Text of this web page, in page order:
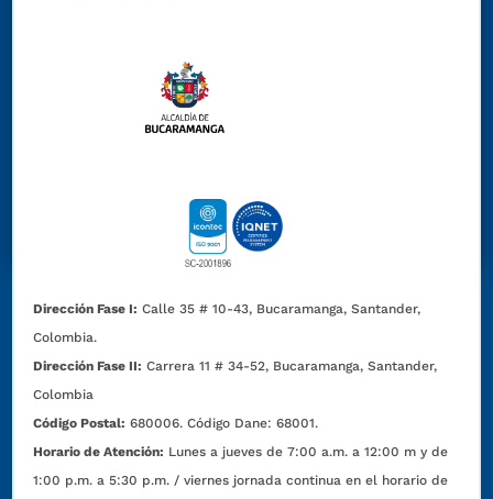
Dirección Fase I: Calle 35 # 10-43, Bucaramanga, Santander,
Colombia.
Dirección Fase II: Carrera 11 # 34-52, Bucaramanga, Santander,
Colombia
Código Postal: 680006. Código Dane: 68001.
Horario de Atención: Lunes a jueves de 7:00 a.m. a 12:00 m y de
1:00 p.m. a 5:30 p.m. / viernes jornada continua en el horario de